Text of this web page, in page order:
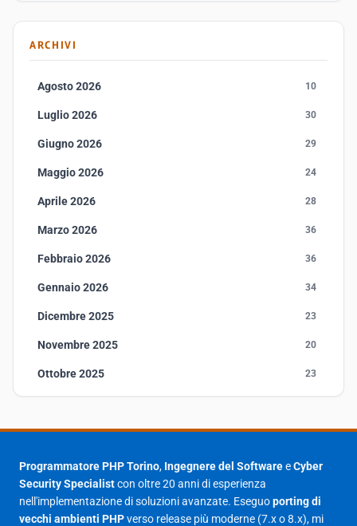
ARCHIVI
Agosto 2026 10
Luglio 2026 30
Giugno 2026 29
Maggio 2026 24
Aprile 2026 28
Marzo 2026 36
Febbraio 2026 36
Gennaio 2026 34
Dicembre 2025 23
Novembre 2025 20
Ottobre 2025 23
Agosto 2025 1
23
Giugno 2025
Maggio 2025 27
Programmatore PHP Torino, Ingegnere del SoftwareeCyber
Security Specialistcon oltre 20 anni di esperienza
nell'implementazione di soluzioni avanzate. Eseguoporting di
vecchi ambienti PHPverso release più moderne (7.x o 8.x), mi